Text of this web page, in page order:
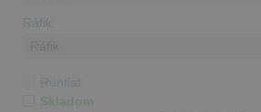
Ráfik:
Runflat
Skladom